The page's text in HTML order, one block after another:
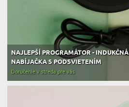
NAJLEPŠÍ PROGRAMÁTOR - INDUKČNÁ
NABÍJAČKA S PODSVIETENÍM
Doručenie v streda pre vás